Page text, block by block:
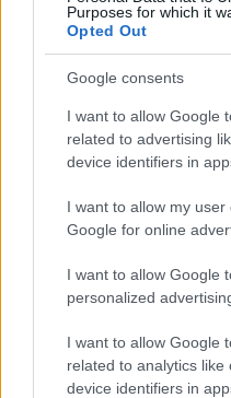
Purposes for which it
Opted Out
Google consents
I want to allow Google
related to advertising
device identifiers in
I want to allow my
Google for online
I want to allow Google
personalized
I want to allow Google
related to analytics like
device identifiers in
tudósai,…